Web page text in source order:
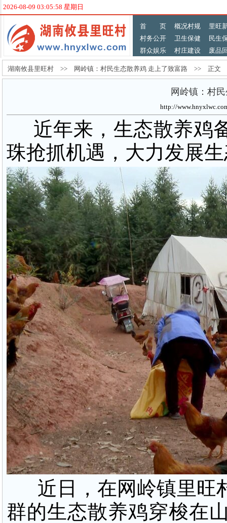
2026-08-09 03:05:58 星期日
首 页 概况村规
里旺
村务公开
卫生保健
民生
群众娱乐
村庄建设 废品
湖南攸县里旺村 >> 网岭镇：村民生态散养鸡 走上了致富路 >> 正文
网岭镇：村
http://
近年来，生态散养鸡
珠抢抓机遇，大力发展
近日，在网岭镇里旺
群的生态散养鸡穿梭在